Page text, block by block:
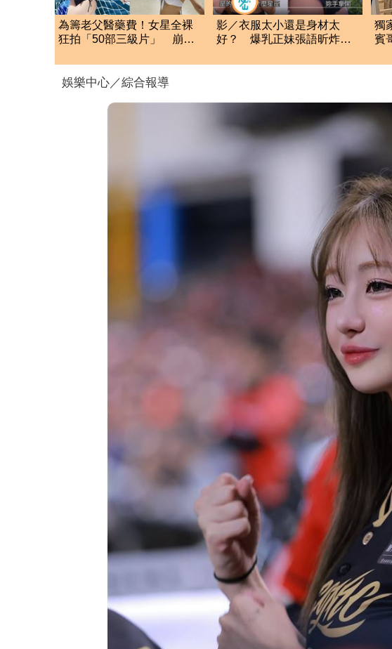
為籌老父醫藥費！女星全裸
狂拍「50部三級片」 崩潰
影／衣服太小還是身材太
好？ 爆乳正妹張語昕炸出
獨
賓
娛樂中心／綜合報導